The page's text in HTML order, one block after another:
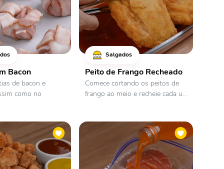
Bacon
de bacon e
como no
Salgados
Peito de Frango Recheado
Comece cortando os peitos de
frango ao meio e recheie cada u...